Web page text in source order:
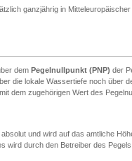
ganzjährig in Mitteleuropäischer
dem Pegelnullpunkt (PNP) der
die lokale Wassertiefe noch über
dem zugehörigen Wert des
und wird auf das amtliche
wird durch den Betreiber des